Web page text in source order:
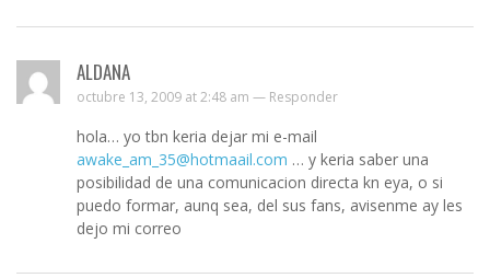
ALDANA
octubre 13, 2009 at 2:48 am — Responder
hola… yo tbn keria dejar mi e-mail
awake_am_35@hotmaail.com … y keria saber una
posibilidad de una comunicacion directa kn eya, o si
puedo formar, aunq sea, del sus fans, avisenme ay les
dejo mi correo